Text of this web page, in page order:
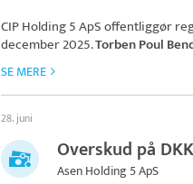
CIP Holding 5 ApSoffentliggør
december 2025.Torben Poul
SE MERE
28. juni
Overskud på
Asen Holding 5 ApS